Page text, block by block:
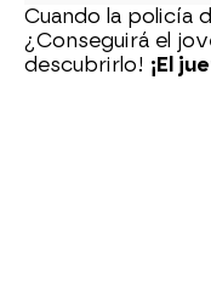
Cuando la policía
¿Conseguirá el
descubrirlo! ¡El